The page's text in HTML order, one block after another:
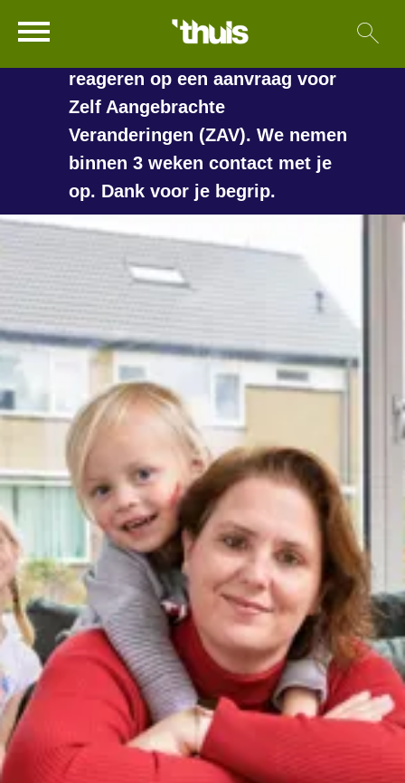
Naar hoofdinhoud
Naar hoofdnavigatiemenu
Naar zoeken
Naar de homepage
Ga naar Hoofd
langer duren voordat we
reageren op een aanvraag voor
Zelf Aangebrachte
Veranderingen (ZAV). We nemen
binnen 3 weken contact met je
op. Dank voor je begrip.